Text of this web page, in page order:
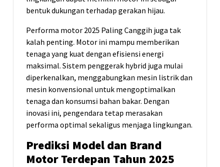
bentuk dukungan terhadap gerakan hijau.
Performa motor 2025 Paling Canggih juga tak
kalah penting. Motor ini mampu memberikan
tenaga yang kuat dengan efisiensi energi
maksimal. Sistem penggerak hybrid juga mulai
diperkenalkan, menggabungkan mesin listrik dan
mesin konvensional untuk mengoptimalkan
tenaga dan konsumsi bahan bakar. Dengan
inovasi ini, pengendara tetap merasakan
performa optimal sekaligus menjaga lingkungan.
Prediksi Model dan Brand
Motor Terdepan Tahun 2025